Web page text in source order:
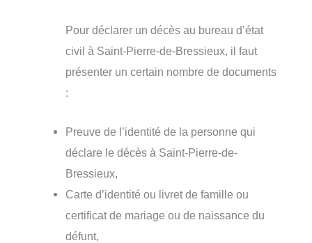
Pour déclarer un décès au bureau d’état
civil à Saint-Pierre-de-Bressieux, il faut
présenter un certain nombre de documents
:
Preuve de l’identité de la personne qui
déclare le décès à Saint-Pierre-de-
Bressieux,
Carte d’identité ou livret de famille ou
certificat de mariage ou de naissance du
défunt,